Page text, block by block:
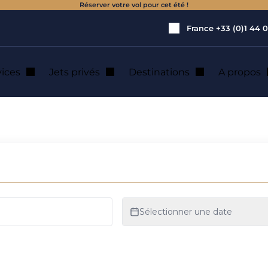
Réserver votre vol pour cet été !
France +33 (0)1 44
Jets privés Destinations A propos